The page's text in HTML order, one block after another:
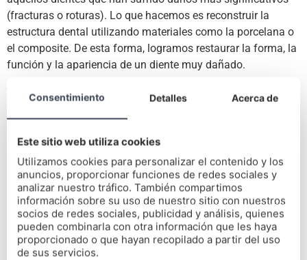
(fracturas o roturas). Lo que hacemos es reconstruir la
estructura dental utilizando materiales como la porcelana o
el composite. De esta forma, logramos restaurar la forma, la
función y la apariencia de un diente muy dañado.
Ventajas de la reconstrucción
permitemejorar notablemente la calidad de vida del
paciente. De hecho, podrá volver a comer y hablar con
normalidad, algo que redundará en un mejor aspecto y
autoestima.
Por otro lado, la reconstrucción dental previene problemas
adicionales en la boca. Los dientes dañados o perdidos
causan problemas en la mordida y dificultades para
Consentimiento Detalles Acerca de
Este sitio web utiliza cookies
Utilizamos cookies para personalizar el contenido y los
anuncios, proporcionar funciones de redes sociales y
analizar nuestro tráfico. También compartimos
información sobre su uso de nuestro sitio con nuestros
socios de redes sociales, publicidad y análisis, quienes
pueden combinarla con otra información que les haya
proporcionado o que hayan recopilado a partir del uso
de sus servicios.